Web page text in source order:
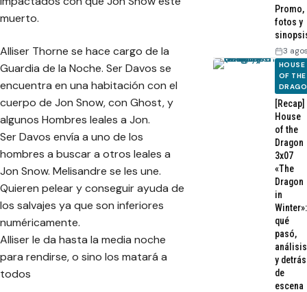
muerto.
Alliser Thorne se hace cargo de la
Guardia de la Noche. Ser Davos se
encuentra en una habitación con el
cuerpo de Jon Snow, con Ghost, y
algunos Hombres leales a Jon.
Ser Davos envía a uno de los
hombres a buscar a otros leales a
Jon Snow. Melisandre se les une.
Quieren pelear y conseguir ayuda de
los salvajes ya que son inferiores
numéricamente.
Alliser le da hasta la media noche
para rendirse, o sino los matará a
todos
Promo,
fotos y
3
HOUSE
OF THE
[Recap]
House
of the
Dragon
3x07
«The
Dragon
in
Winter»:
qué
pasó,
análisis
y detrás
de
escena